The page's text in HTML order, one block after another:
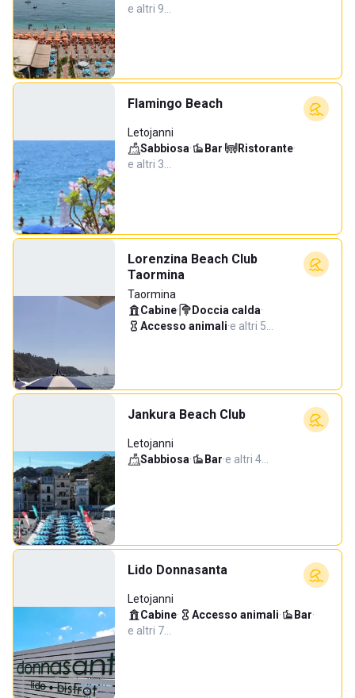
e altri 9…
Flamingo Beach
Letojanni
Sabbiosa· Bar· Ristorante·
e altri 3…
Lorenzina Beach Club
Taormina
Taormina
Cabine· Doccia calda·
Accesso animali·e altri 5…
Jankura Beach Club
Letojanni
Sabbiosa· Bar·e altri 4…
Lido Donnasanta
Letojanni
Cabine· Accesso animali· Bar·
e altri 7…